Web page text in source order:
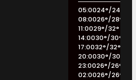
05:0024°/24
08:0026°/28°
11:0029°/32°
14:0030°/30°
17:0032°/32°
20:0030°/30
23:0026°/26°
02:0026°/26°